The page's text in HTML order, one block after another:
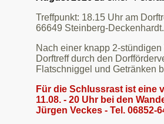
Treffpunkt: 18.15 Uhr am
66649 Steinberg-Deckenhardt.
Nach einer knapp 2-
Dorftreff durch den
Flatschniggel und Getränken
Für die Schlussrast ist eine
11.08. - 20 Uhr bei den
Jürgen Veckes - Tel. 06852-